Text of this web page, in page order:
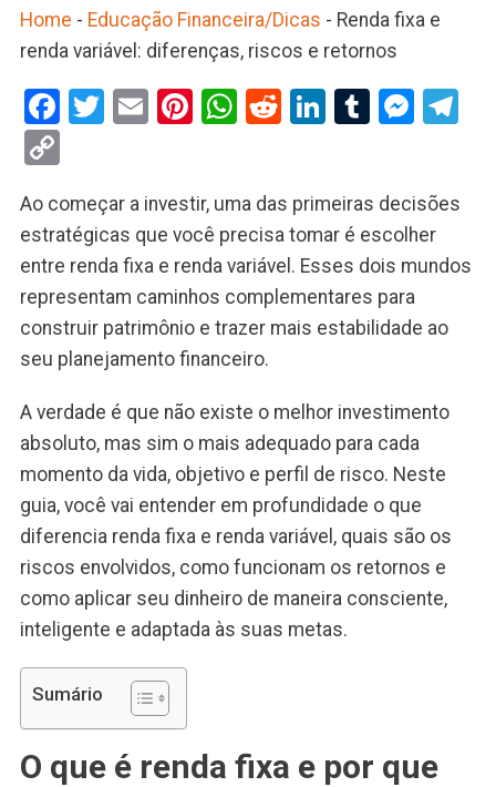
Home - Educação Financeira/Dicas - Renda fixa e
renda variável: diferenças, riscos e retornos
Facebook
Twitter
EmailPinterest
WhatsApp
RedditLinkedIn
Tumblr
Copy
Ao começar a investir, uma das primeiras decisões
estratégicas que você precisa tomar é escolher
entre renda fixa e renda variável. Esses dois mundos
representam caminhos complementares para
construir patrimônio e trazer mais estabilidade ao
seu planejamento financeiro.
A verdade é que não existe o melhor investimento
absoluto, mas sim o mais adequado para cada
momento da vida, objetivo e perfil de risco. Neste
guia, você vai entender em profundidade o que
diferencia renda fixa e renda variável, quais são os
riscos envolvidos, como funcionam os retornos e
como aplicar seu dinheiro de maneira consciente,
inteligente e adaptada às suas metas.
Sumário
O que é renda fixa e por que